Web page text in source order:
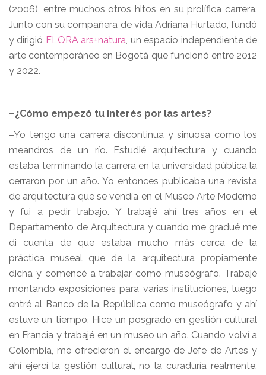
(2006), entre muchos otros hitos en su prolífica carrera.
Junto con su compañera de vida Adriana Hurtado, fundó
y dirigió FLORA ars+natura, un espacio independiente de
arte contemporáneo en Bogotá que funcionó entre 2012
y 2022.
–¿Cómo empezó tu interés por las artes?
–Yo tengo una carrera discontinua y sinuosa como los
meandros de un río. Estudié arquitectura y cuando
estaba terminando la carrera en la universidad pública la
cerraron por un año. Yo entonces publicaba una revista
de arquitectura que se vendía en el Museo Arte Moderno
y fui a pedir trabajo. Y trabajé ahí tres años en el
Departamento de Arquitectura y cuando me gradué me
di cuenta de que estaba mucho más cerca de la
práctica museal que de la arquitectura propiamente
dicha y comencé a trabajar como museógrafo. Trabajé
montando exposiciones para varias instituciones, luego
entré al Banco de la República como museógrafo y ahí
estuve un tiempo. Hice un posgrado en gestión cultural
en Francia y trabajé en un museo un año. Cuando volví a
Colombia, me ofrecieron el encargo de Jefe de Artes y
ahí ejercí la gestión cultural, no la curaduría realmente.